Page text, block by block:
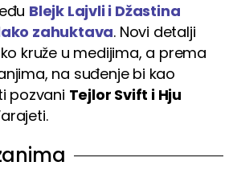
Blejk Lajvli i Džastina
zahuktava. Novi detalji
kruže u medijima, a prema
na suđenje bi kao
pozvani Tejlor Svift i Hju